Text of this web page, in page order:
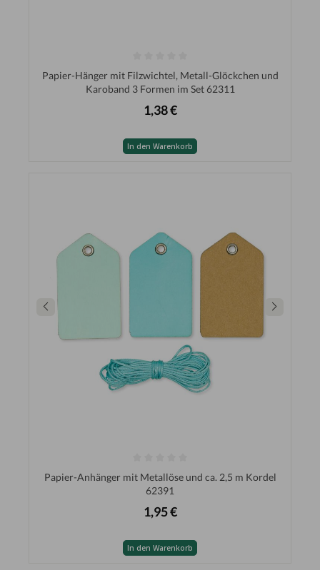
Papier-Hänger mit Filzwichtel, Metall-Glöckchen und
Karoband 3 Formen im Set 62311
1,38 €
In den Warenkorb
Papier-Anhänger mit Metallöse und ca. 2,5 m Kordel
62391
1,95 €
In den Warenkorb